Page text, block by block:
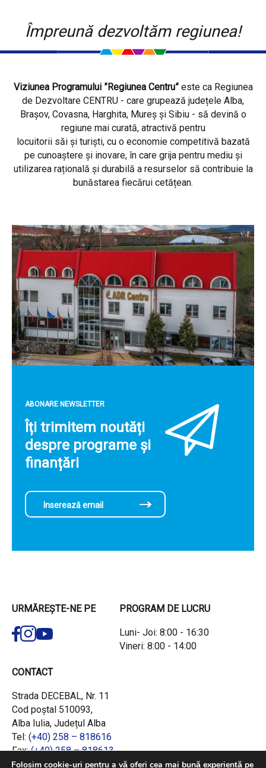
Împreună dezvoltăm regiunea!
Viziunea Programului ”Regiunea Centru”este ca Regiunea
de Dezvoltare CENTRU - care grupează județele Alba,
Brașov, Covasna, Harghita, Mureș și Sibiu - să devină o
regiune mai curată, atractivă pentru
locuitorii săi și turiști, cu o economie competitivă bazată
pe cunoaștere și inovare, în care grija pentru mediu și
utilizarea rațională și durabilă a resurselor să contribuie la
bunăstarea fiecărui cetățean.
ABONARE NEWSLETTER
Îți trimitem noutăți
despre programe și
finanțări
URMĂREȘTE-NE PE PROGRAM DE LUCRU
Luni- Joi: 8:00 - 16:30
Vineri: 8:00 - 14:00
CONTACT
Strada DECEBAL, Nr. 11
Cod poștal 510093,
Alba Iulia, Județul Alba
Tel: (+40) 258 – 818616
Fax:(+40) 258 – 818613
Email:office@adrcentru.ro
Folosim cookie-uri pentru a vă oferi cea mai bună experiență pe